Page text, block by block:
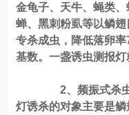
金龟子、天牛、蝇类
蝉、黑刺粉虱等以鳞翅
专杀成虫，降低落卵
基数。一盏诱虫测报灯
2、频振式杀虫
灯诱杀的对象主要是